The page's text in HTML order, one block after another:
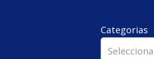
Categorias